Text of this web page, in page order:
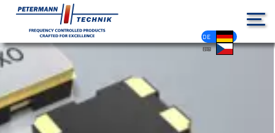
DE
EN
FR
ES
PL
IT
NL
HU
CS